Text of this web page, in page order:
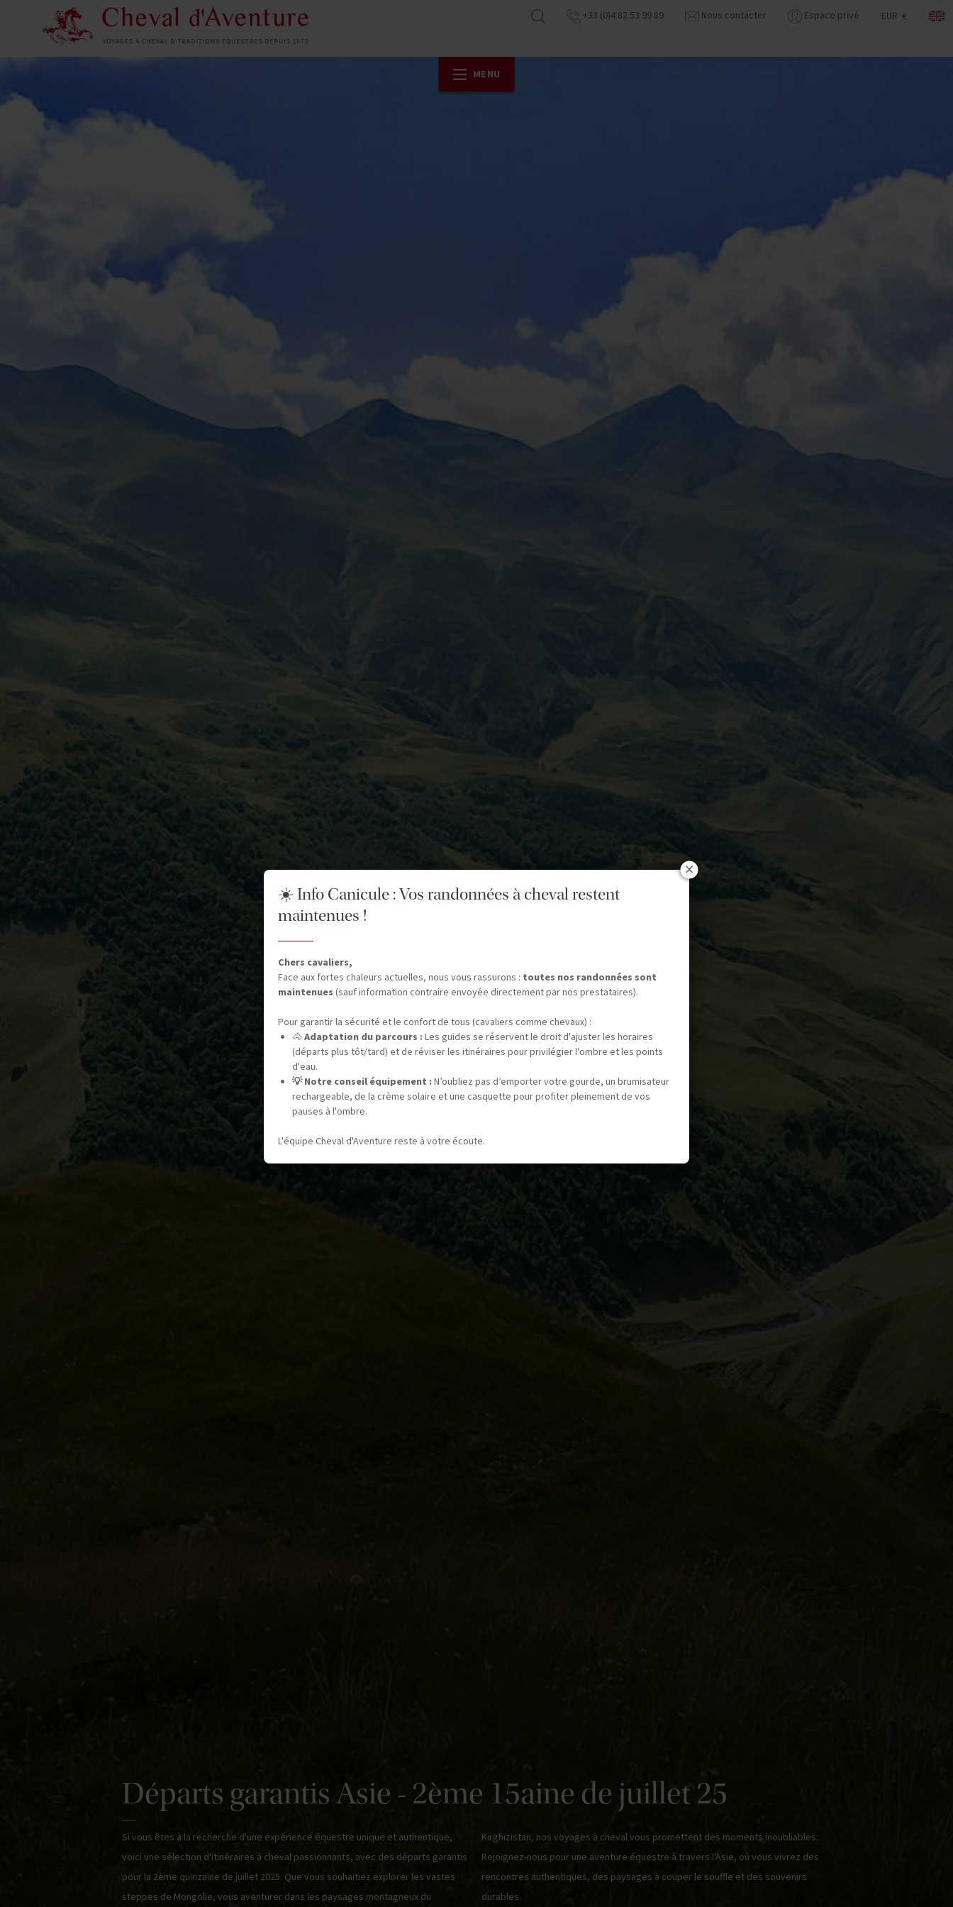
+33 (0)4 82 53 99 89 Nous contacter Espace privé EUR €
MENU
Départs garantis Asie - 2ème 15aine de juillet 25
Si vous êtes à la recherche d'une expérience équestre unique et authentique,
voici une sélection d'itinéraires à cheval passionnants, avec des départs garantis
pour la 2ème quinzaine de juillet 2025. Que vous souhaitiez explorer les vastes
steppes de Mongolie, vous aventurer dans les paysages montagneux du
Kirghizistan, nos voyages à cheval vous promettent des moments inoubliables.
Rejoignez-nous pour une aventure équestre à travers l'Asie, où vous vivrez des
rencontres authentiques, des paysages à couper le souffle et des souvenirs
durables.
☀️ Info Canicule : Vos randonnées à cheval restent
maintenues !
Chers cavaliers,
Face aux fortes chaleurs actuelles, nous vous rassurons : toutes nos randonnées sont
maintenues (sauf information contraire envoyée directement par nos prestataires).
Pour garantir la sécurité et le confort de tous (cavaliers comme chevaux) :
🐴 Adaptation du parcours :Les guides se réservent le droit d'ajuster les horaires
(départs plus tôt/tard) et de réviser les itinéraires pour privilégier l'ombre et les points
d'eau.
💡 Notre conseil équipement :N’oubliez pas d’emporter votre gourde, un brumisateur
rechargeable, de la crème solaire et une casquette pour profiter pleinement de vos
pauses à l'ombre.
L'équipe Cheval d'Aventure reste à votre écoute.